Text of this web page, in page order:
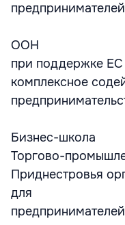
ООН
при поддержке ЕС
комплексное
Бизнес-школа
Торгово-
Приднестровья
для
предпринимателей